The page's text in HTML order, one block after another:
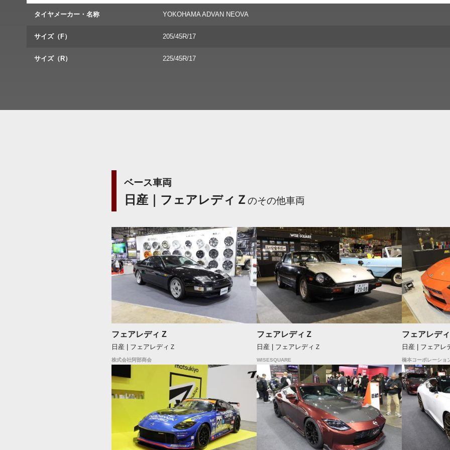
タイヤメーカー・名称 YOKOHAMA ADVAN NEOVA
サイズ（F） 205/45R/17
サイズ（R） 225/45R/17
ベース車両
日産｜フェアレディＺ のその他車両
フェアレディ Z
日産 | フェアレディＺ
株式会社阿部商会
フェアレディＺ
日産 | フェアレディＺ
WISESQUARE
フェアレデ
日産 | フェアレ
橋本コーポレーショ